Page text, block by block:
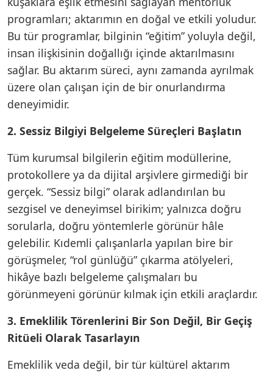
programları; aktarımın en doğal ve etkili yoludur.
Bu tür programlar, bilginin “eğitim” yoluyla değil,
insan ilişkisinin doğallığı içinde aktarılmasını
sağlar. Bu aktarım süreci, aynı zamanda ayrılmak
üzere olan çalışan için de bir onurlandırma
deneyimidir.
2. Sessiz Bilgiyi Belgeleme Süreçleri Başlatın
Tüm kurumsal bilgilerin eğitim modüllerine,
protokollere ya da dijital arşivlere girmediği bir
gerçek. “Sessiz bilgi” olarak adlandırılan bu
sezgisel ve deneyimsel birikim; yalnızca doğru
sorularla, doğru yöntemlerle görünür hâle
gelebilir. Kıdemli çalışanlarla yapılan bire bir
görüşmeler, “rol günlüğü” çıkarma atölyeleri,
hikâye bazlı belgeleme çalışmaları bu
görünmeyeni görünür kılmak için etkili araçlardır.
3. Emeklilik Törenlerini Bir Son Değil, Bir Geçiş
Ritüeli Olarak Tasarlayın
Emeklilik veda değil, bir tür kültürel aktarım